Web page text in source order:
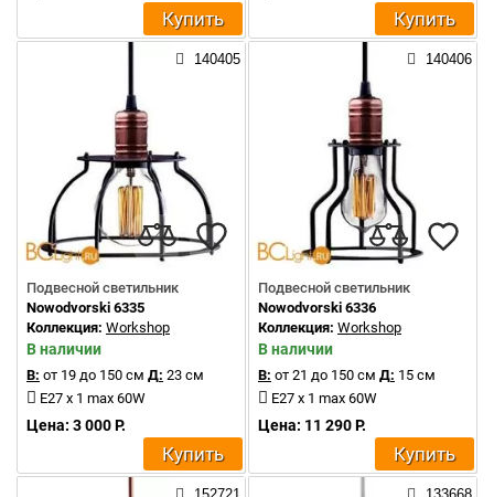
Купить Купить
140405
Подвесной светильник
Nowodvorski 6335
Коллекция: Workshop
В наличии
В: от 19 до 150 см Д: 23 см
E27 x 1 max 60W
Цена: 3 000 Р.
Купить
140406
Подвесной светильник
Nowodvorski 6336
Коллекция: Workshop
В наличии
В: от 21 до 150 см Д: 15 см
E27 x 1 max 60W
Цена: 11 290 Р.
Купить